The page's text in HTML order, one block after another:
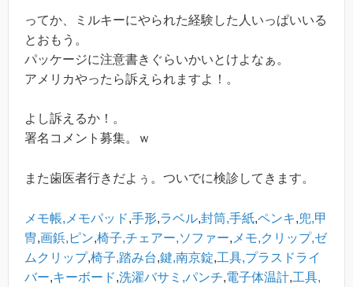
ってか、ミルキーにやられた経験した人いっぱいいる
とおもう。
パッケージに注意書きぐらいかいとけよなぁ。
アメリカやったら訴えられますよ！。
よし訴えるか！。
署名コメント募集。ｗ
また歯医者行きだよぅ。ついでに検診してきます。
メモ帳,メモパッド,手形,ラベル,封筒,手紙,ペンキ,兜,甲
冑,画鋲,ピン,椅子,チェアー,ソファー, メモ,クリップ,ゼ
ムクリップ,椅子,踏み台,鍵,南京錠,工具,プラスドライ
バー,キーボード,洗濯バサミ,パンチ,電子体温計,工具,